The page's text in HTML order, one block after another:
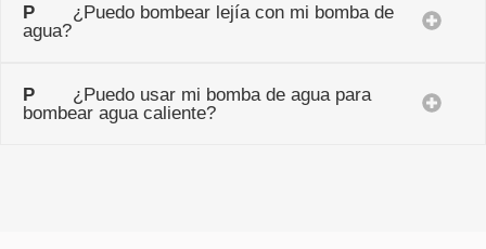
P ¿Puedo bombear lejía con mi bomba de
agua?
P ¿Puedo usar mi bomba de agua para
bombear agua caliente?